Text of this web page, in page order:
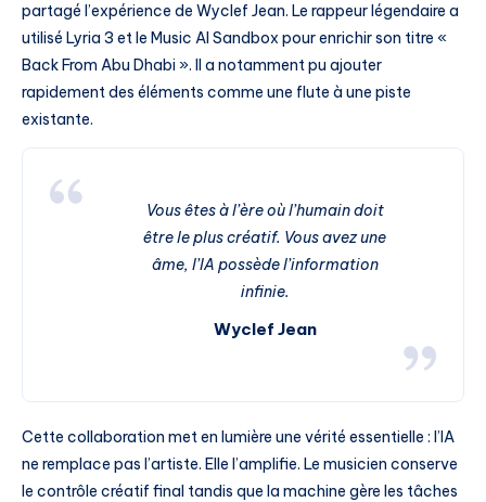
partagé l’expérience de Wyclef Jean. Le rappeur légendaire a
utilisé Lyria 3 et le Music AI Sandbox pour enrichir son titre «
Back From Abu Dhabi ». Il a notamment pu ajouter
rapidement des éléments comme une flute à une piste
existante.
Vous êtes à l’ère où l’humain doit
être le plus créatif. Vous avez une
âme, l’IA possède l’information
infinie.
Wyclef Jean
Cette collaboration met en lumière une vérité essentielle : l’IA
ne remplace pas l’artiste. Elle l’amplifie. Le musicien conserve
le contrôle créatif final tandis que la machine gère les tâches